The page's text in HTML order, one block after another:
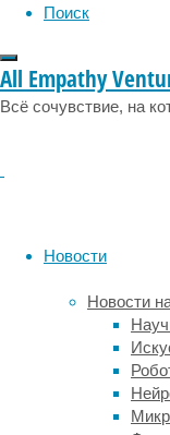
Поиск
All Empathy
Всё сочувствие, на
Новости
Новости
периода
или
это
случай
чумной
за